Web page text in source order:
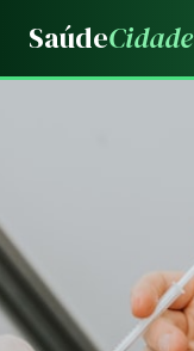
SaúdeCidade